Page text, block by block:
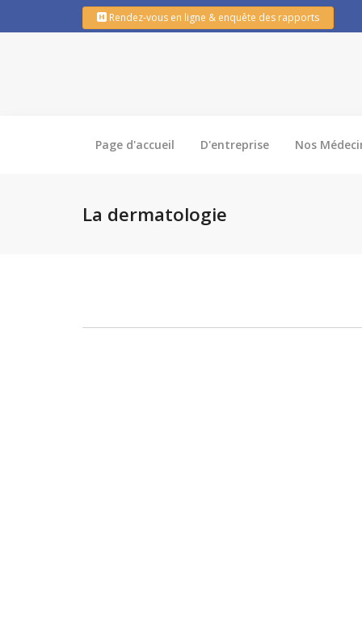
Rendez-vous en ligne & enquête des rapports
Page d'accueil D'entreprise Nos
La dermatologie